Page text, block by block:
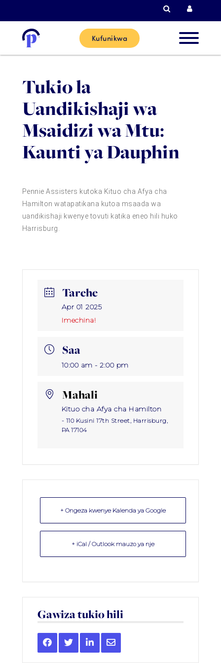
Tafutiza
Kufunikwa
Tukio la
Uandikishaji wa
Msaidizi wa Mtu:
Kaunti ya Dauphin
Pennie Assisters kutoka Kituo cha Afya cha
Hamilton watapatikana kutoa msaada wa
uandikishaji kwenye tovuti katika eneo hili huko
Harrisburg.
Tarehe
Apr 01 2025
Imechina!
Saa
10:00 am - 2:00 pm
Mahali
Kituo cha Afya cha Hamilton
- 110 Kusini 17th Street, Harrisburg,
PA 17104
+ Ongeza kwenye Kalenda ya Google
+ iCal / Outlook mauzo ya nje
Gawiza tukio hili
Share
this
Share
this
Share
this
Share
this